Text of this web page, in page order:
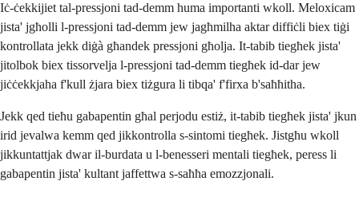
Iċ-ċekkijiet tal-pressjoni tad-demm huma importanti wkoll. Meloxicam
jista' jgħolli l-pressjoni tad-demm jew jagħmilha aktar diffiċli biex tiġi
kontrollata jekk diġà għandek pressjoni għolja. It-tabib tiegħek jista'
jitolbok biex tissorvelja l-pressjoni tad-demm tiegħek id-dar jew
jiċċekkjaha f'kull żjara biex tiżgura li tibqa' f'firxa b'saħħitha.
Jekk qed tieħu gabapentin għal perjodu estiż, it-tabib tiegħek jista' jkun
irid jevalwa kemm qed jikkontrolla s-sintomi tiegħek. Jistgħu wkoll
jikkuntattjak dwar il-burdata u l-benesseri mentali tiegħek, peress li
gabapentin jista' kultant jaffettwa s-saħħa emozzjonali.